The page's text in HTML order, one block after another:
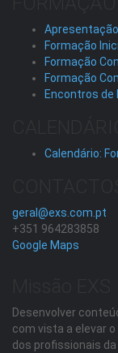
Apresentação
Formação
Formação
Formação
Encontros de
Calendário:
geral@exs.com.pt
+351 964283858
Google Maps
Desenvolver
com vista a elevar
dos profissionais